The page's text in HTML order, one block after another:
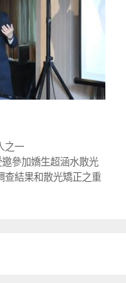
之一
參加嬌生超涵水散光
查結果和散光矯正之重